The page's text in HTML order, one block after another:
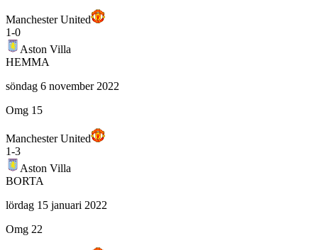
Manchester United
1-0
Aston Villa
HEMMA
söndag 6 november 2022
Omg 15
Manchester United
1-3
Aston Villa
BORTA
lördag 15 januari 2022
Omg 22